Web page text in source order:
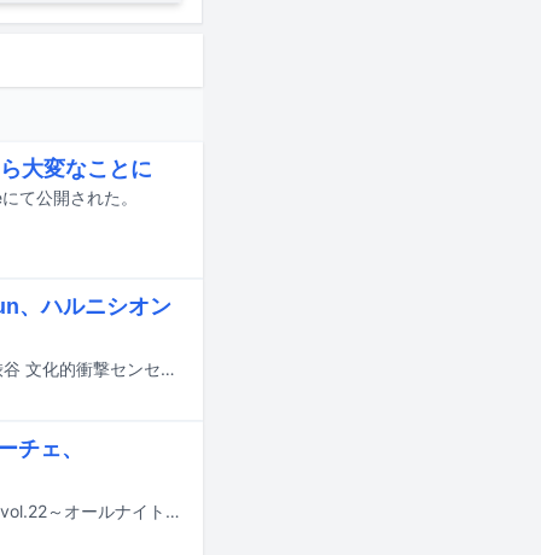
大変なことに
て公開された。
、ハルニシオン
11月3日に東京・Shibuya LOVEZで開催されるライブイベント「ガラフェス ～渋谷 文化的衝撃センセーション 秋の新作発表会～」の第2弾出演アーティストが発表された。
チェ、
8月7日に神奈川・CLUB CITTA'にて「@JAM」によるイベント「@JAM MEETS vol.22～オールナイトライブ～」が開催される。